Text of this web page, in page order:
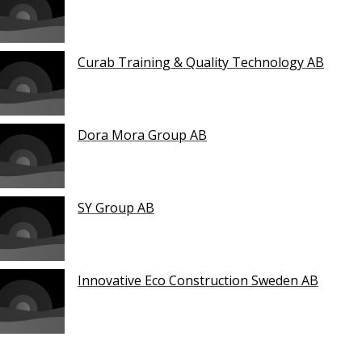
Curab Training & Quality Technology AB
Dora Mora Group AB
SY Group AB
Innovative Eco Construction Sweden AB